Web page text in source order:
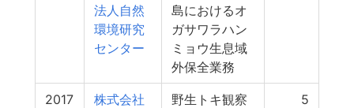
法人自然
環境研究
センター
島におけるオ
ガサワラハン
ミョウ生息域
外保全業務
2017
株式会社
野生トキ観察
5